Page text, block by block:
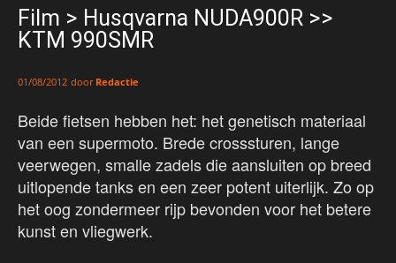
Film > Husqvarna NUDA900R >>
KTM 990SMR
01/08/2012 door Redactie
Beide fietsen hebben het: het genetisch materiaal
van een supermoto. Brede crosssturen, lange
veerwegen, smalle zadels die aansluiten op breed
uitlopende tanks en een zeer potent uiterlijk. Zo op
het oog zondermeer rijp bevonden voor het betere
kunst en vliegwerk.